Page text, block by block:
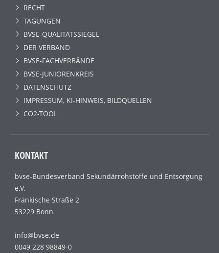
RECHT
TAGUNGEN
BVSE-QUALITÄTSSIEGEL
DER VERBAND
BVSE-FACHVERBÄNDE
BVSE-JUNIORENKREIS
DATENSCHUTZ
IMPRESSUM, KI-HINWEIS, BILDQUELLEN
CO2-TOOL
KONTAKT
bvse-Bundesverband Sekundärrohstoffe und Entsorgung
e.V.
Fränkische Straße 2
53229 Bonn
info@bvse.de
0049 228 98849-0